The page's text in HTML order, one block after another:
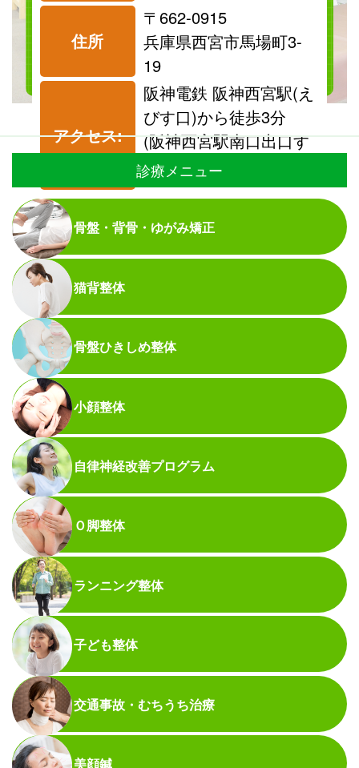
住所
〒662-0915
兵庫県西宮市馬場町3-
19
アクセス:
阪神電鉄 阪神西宮駅(え
びす口)から徒歩3分
(阪神西宮駅南口出口す
ぐ)
料金表を見る
診療メニュー
骨盤・背骨・ゆがみ矯正
猫背整体
骨盤ひきしめ整体
小顔整体
自律神経改善プログラム
Ｏ脚整体
ランニング整体
子ども整体
交通事故・むちうち治療
美顔鍼